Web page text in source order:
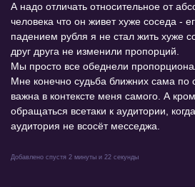
А надо отличать относительное от
человека что он живет хуже соседа -
падением рубля я не стал жить хуже
друг друга не изменили пропорций.
Мы просто все обеднели
Мне конечно судьба ближних сама по
важна в контексте меня самого. А
обращаться всетаки к аудитории,
аудитория не всосёт месседжа.
Добавлено спустя 2 минуты и 22 секунды